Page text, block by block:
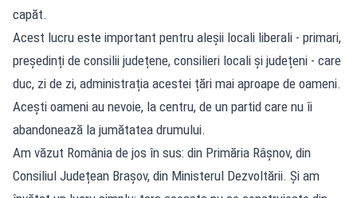
capăt.
Acest lucru este important pentru aleșii locali liberali - primari,
președinți de consilii județene, consilieri locali și județeni - care
duc, zi de zi, administrația acestei țări mai aproape de oameni.
Acești oameni au nevoie, la centru, de un partid care nu îi
abandonează la jumătatea drumului.
Am văzut România de jos în sus: din Primăria Râșnov, din
Consiliul Județean Brașov, din Ministerul Dezvoltării. Și am